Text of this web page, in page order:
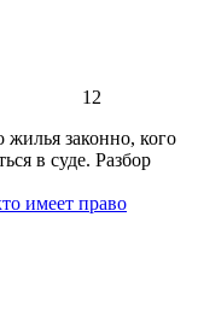
12
жилья законно, кого
в суде. Разбор
имеет право